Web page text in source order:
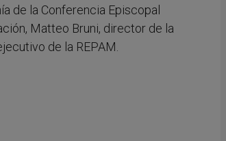
de la Conferencia Episcopal
Matteo Bruni, director de la
de la REPAM.